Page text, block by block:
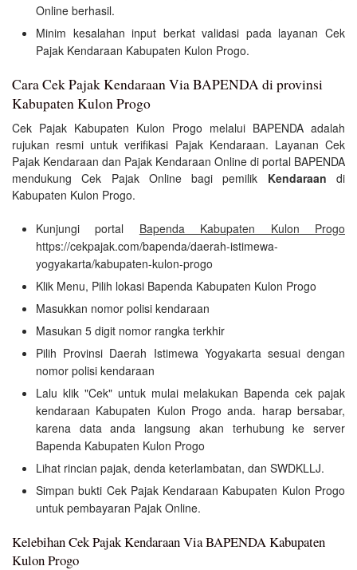
Online berhasil.
Minim kesalahan input berkat validasi pada layanan Cek
Pajak Kendaraan Kabupaten Kulon Progo.
Cara Cek Pajak Kendaraan Via BAPENDA di provinsi
Kabupaten Kulon Progo
Cek Pajak Kabupaten Kulon Progo melalui BAPENDA adalah
rujukan resmi untuk verifikasi Pajak Kendaraan. Layanan Cek
Pajak Kendaraan dan Pajak Kendaraan Online di portal BAPENDA
mendukung Cek Pajak Online bagi pemilik Kendaraan di
Kabupaten Kulon Progo.
Kunjungi portal Bapenda Kabupaten Kulon Progo
https://cekpajak.com/bapenda/daerah-istimewa-
yogyakarta/kabupaten-kulon-progo
Klik Menu, Pilih lokasi Bapenda Kabupaten Kulon Progo
Masukkan nomor polisi kendaraan
Masukan 5 digit nomor rangka terkhir
Pilih Provinsi Daerah Istimewa Yogyakarta sesuai dengan
nomor polisi kendaraan
Lalu klik "Cek" untuk mulai melakukan Bapenda cek pajak
kendaraan Kabupaten Kulon Progo anda. harap bersabar,
karena data anda langsung akan terhubung ke server
Bapenda Kabupaten Kulon Progo
Lihat rincian pajak, denda keterlambatan, dan SWDKLLJ.
Simpan bukti Cek Pajak Kendaraan Kabupaten Kulon Progo
untuk pembayaran Pajak Online.
Kelebihan Cek Pajak Kendaraan Via BAPENDA Kabupaten
Kulon Progo